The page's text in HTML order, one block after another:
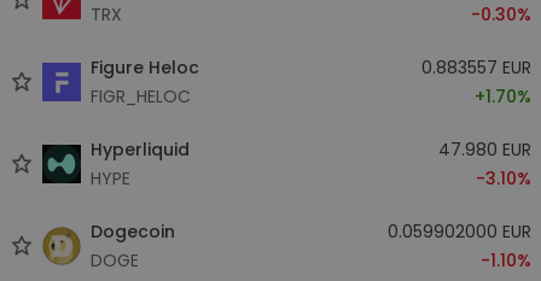
TRX
-0.30%
Figure Heloc
FIGR_HELOC
0.883557 EUR
+1.70%
Hyperliquid
HYPE
47.980 EUR
-3.10%
Dogecoin
DOGE
0.059902000 EUR
-1.10%